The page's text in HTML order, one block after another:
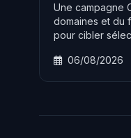
Une campagne
domaines et du
pour cibler
MacSync, en
06/08/2026